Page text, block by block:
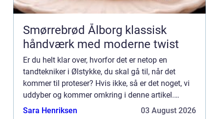
Smørrebrød Ålborg klassisk
håndværk med moderne twist
Er du helt klar over, hvorfor det er netop en
tandtekniker i Ølstykke, du skal gå til, når det
kommer til proteser? Hvis ikke, så er det noget, vi
uddyber og kommer omkring i denne artikel.
Derfor skal du gå til en tandtekniker i Ølstykke ift.
Sara Henriksen 03 August 2026